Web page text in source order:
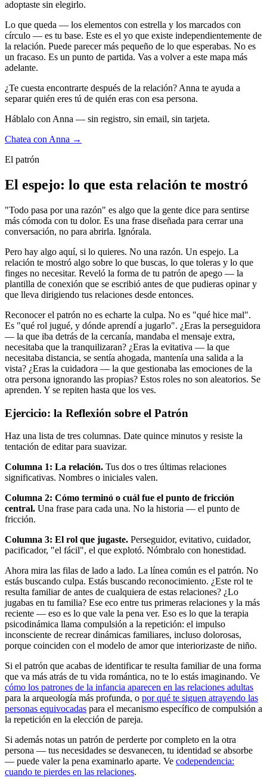
adoptaste sin elegirlo.
Lo que queda — los elementos con estrella y los marcados con
círculo — es tu base. Este es el yo que existe independientemente de
la relación. Puede parecer más pequeño de lo que esperabas. No es
un fracaso. Es un punto de partida. Vas a volver a este mapa más
adelante.
¿Te cuesta encontrarte después de la relación? Anna te ayuda a
separar quién eres tú de quién eras con esa persona.
Háblalo con Anna — sin registro, sin email, sin tarjeta.
Chatea con Anna →
El patrón
El espejo: lo que esta relación te mostró
"Todo pasa por una razón" es algo que la gente dice para sentirse
más cómoda con tu dolor. Es una frase diseñada para cerrar una
conversación, no para abrirla. Ignórala.
Pero hay algo aquí, si lo quieres. No una razón. Un espejo. La
relación te mostró algo sobre lo que buscas, lo que toleras y lo que
finges no necesitar. Reveló la forma de tu patrón de apego — la
plantilla de conexión que se escribió antes de que pudieras opinar y
que lleva dirigiendo tus relaciones desde entonces.
Reconocer el patrón no es echarte la culpa. No es "qué hice mal".
Es "qué rol jugué, y dónde aprendí a jugarlo". ¿Eras la perseguidora
— la que iba detrás de la cercanía, mandaba el mensaje extra,
necesitaba que la tranquilizaran? ¿Eras la evitativa — la que
necesitaba distancia, se sentía ahogada, mantenía una salida a la
vista? ¿Eras la cuidadora — la que gestionaba las emociones de la
otra persona ignorando las propias? Estos roles no son aleatorios. Se
aprenden. Y se repiten hasta que los ves.
Ejercicio: la Reflexión sobre el Patrón
Haz una lista de tres columnas. Date quince minutos y resiste la
tentación de editar para suavizar.
Columna 1: La relación. Tus dos o tres últimas relaciones
significativas. Nombres o iniciales valen.
Columna 2: Cómo terminó o cuál fue el punto de fricción
central. Una frase para cada una. No la historia — el punto de
fricción.
Columna 3: El rol que jugaste. Perseguidor, evitativo, cuidador,
pacificador, "el fácil", el que explotó. Nómbralo con honestidad.
Ahora mira las filas de lado a lado. La línea común es el patrón. No
estás buscando culpa. Estás buscando reconocimiento. ¿Este rol te
resulta familiar de antes de cualquiera de estas relaciones? ¿Lo
jugabas en tu familia? Ese eco entre tus primeras relaciones y la más
reciente — eso es lo que vale la pena ver. Eso es lo que la terapia
psicodinámica llama compulsión a la repetición: el impulso
inconsciente de recrear dinámicas familiares, incluso dolorosas,
porque coinciden con el modelo de amor que interiorizaste de niño.
Si el patrón que acabas de identificar te resulta familiar de una forma
que va más atrás de tu vida romántica, no te lo estás imaginando. Ve
cómo los patrones de la infancia aparecen en las relaciones adultas
para la arqueología más profunda, o por qué te siguen atrayendo las
personas equivocadas para el mecanismo específico de compulsión a
la repetición en la elección de pareja.
Si además notas un patrón de perderte por completo en la otra
persona — tus necesidades se desvanecen, tu identidad se absorbe
— puede valer la pena examinarlo aparte. Ve codependencia:
cuando te pierdes en las relaciones.